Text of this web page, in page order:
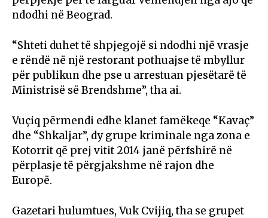
ndodhi në Beograd.
“Shteti duhet të shpjegojë si ndodhi një vrasje
e rëndë në një restorant pothuajse të mbyllur
për publikun dhe pse u arrestuan pjesëtarë të
Ministrisë së Brendshme”, tha ai.
Vuçiq përmendi edhe klanet famëkeqe “Kavaç”
dhe “Shkaljar”, dy grupe kriminale nga zona e
Kotorrit që prej vitit 2014 janë përfshirë në
përplasje të përgjakshme në rajon dhe
Europë.
Gazetari hulumtues, Vuk Cvijiq, tha se grupet